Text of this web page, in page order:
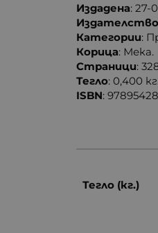
Издадена: 27-
Издателство
Категории:
Корица: Мека.
Страници:
Тегло: 0,400
ISBN:
Тегло (кг.)